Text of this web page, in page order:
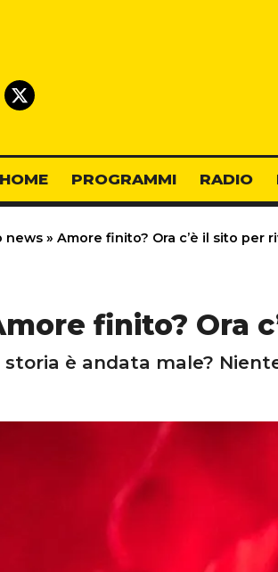
HOME PROGRAMMI RADIO
news » Amore finito? Ora c’è il sito per
finito? Ora
storia è andata male?